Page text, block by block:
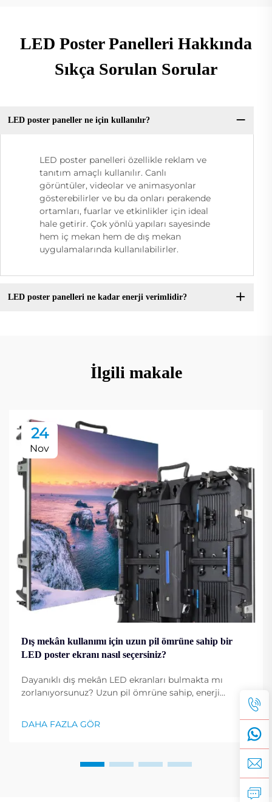
LED Poster Panelleri Hakkında
Sıkça Sorulan Sorular
LED poster paneller ne için kullanılır?
LED poster panelleri özellikle reklam ve
tanıtım amaçlı kullanılır. Canlı
görüntüler, videolar ve animasyonlar
gösterebilirler ve bu da onları perakende
ortamları, fuarlar ve etkinlikler için ideal
hale getirir. Çok yönlü yapıları sayesinde
hem iç mekan hem de dış mekan
uygulamalarında kullanılabilirler.
LED poster panelleri ne kadar enerji verimlidir?
İlgili makale
24
Nov
Dış mekân kullanımı için uzun pil ömrüne sahip bir
LED poster ekranı nasıl seçersiniz?
Dayanıklı dış mekân LED ekranları bulmakta mı
zorlanıyorsunuz? Uzun pil ömrüne sahip, enerji
ekranları seçme yöntemlerini keşfedin. Şimdi daha
fazla bilgi edinin.
DAHA FAZLA GÖR